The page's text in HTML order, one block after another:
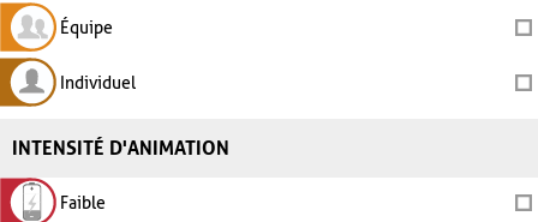
Équipe
Individuel
INTENSITÉ D'ANIMATION
Faible